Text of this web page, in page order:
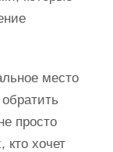
место
просто
кто хочет